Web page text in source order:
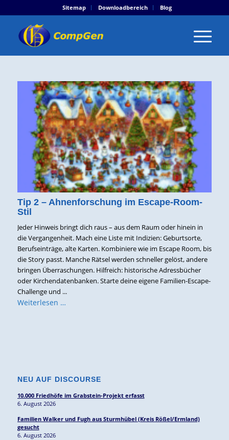
Sitemap Downloadbereich Blog
Tip 2 – Ahnenforschung im Escape-Room-
Stil
Jeder Hinweis bringt dich raus – aus dem Raum oder hinein in
die Vergangenheit. Mach eine Liste mit Indizien: Geburtsorte,
Berufseinträge, alte Karten. Kombiniere wie im Escape Room, bis
die Story passt. Manche Rätsel werden schneller gelöst, andere
bringen Überraschungen. Hilfreich: historische Adressbücher
oder Kirchendatenbanken. Starte deine eigene Familien-Escape-
Challenge und ...
Weiterlesen …
NEU AUF DISCOURSE
10.000 Friedhöfe im Grabstein-Projekt erfasst
6. August 2026
Familien Walker und Fugh aus Sturmhübel (Kreis Rößel/Ermland)
gesucht
6. August 2026